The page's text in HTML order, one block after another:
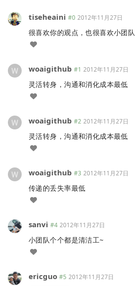
tiseheaini #0 2012年11月27日
很喜欢你的观点，也很喜欢小团队
woaigithub #1 2012年11月27日
灵活转身，沟通和消化成本最低
woaigithub #2 2012年11月27日
灵活转身，沟通和消化成本最低
woaigithub #3 2012年11月27日
传递的丢失率最低
sanvi #4 2012年11月27日
小团队个个都是清洁工~
ericguo #5 2012年11月27日